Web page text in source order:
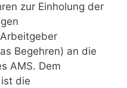
zur Einholung der
Begehren) an die
AMS. Dem
die